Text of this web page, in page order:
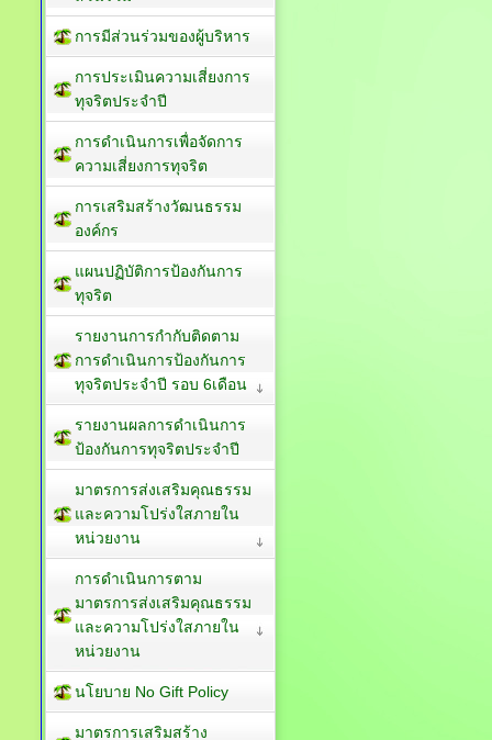
การมีส่วนร่วมของผู้บริหาร
การประเมินความเสี่ยงการ
ทุจริตประจำปี
การดำเนินการเพื่อจัดการ
ความเสี่ยงการทุจริต
การเสริมสร้างวัฒนธรรม
องค์กร
แผนปฏิบัติการป้องกันการ
ทุจริต
รายงานการกำกับติดตาม
การดำเนินการป้องกันการ
ทุจริตประจำปี รอบ 6เดือน
รายงานผลการดำเนินการ
ป้องกันการทุจริตประจำปี
มาตรการส่งเสริมคุณธรรม
และความโปร่งใสภายใน
หน่วยงาน
การดำเนินการตาม
มาตรการส่งเสริมคุณธรรม
และความโปร่งใสภายใน
หน่วยงาน
นโยบาย No Gift Policy
มาตรการเสริมสร้าง